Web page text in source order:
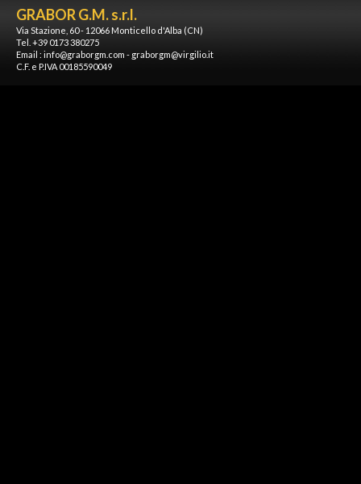
GRABOR G.M. s.r.l.
Via Stazione, 60 - 12066 Monticello d'Alba (CN)
Tel. +39 0173 380275
Email : info@graborgm.com - graborgm@virgilio.it
C.F. e P.IVA 00185590049